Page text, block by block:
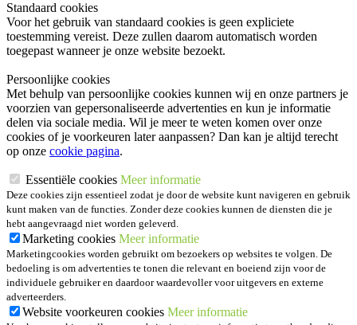
Standaard cookies
Voor het gebruik van standaard cookies is geen expliciete
toestemming vereist. Deze zullen daarom automatisch worden
toegepast wanneer je onze website bezoekt.
Persoonlijke cookies
Met behulp van persoonlijke cookies kunnen wij en onze partners je
voorzien van gepersonaliseerde advertenties en kun je informatie
delen via sociale media. Wil je meer te weten komen over onze
cookies of je voorkeuren later aanpassen? Dan kan je altijd terecht
op onze cookie pagina.
Essentiële cookies Meer informatie
Deze cookies zijn essentieel zodat je door de website kunt navigeren en gebruik
kunt maken van de functies. Zonder deze cookies kunnen de diensten die je
hebt aangevraagd niet worden geleverd.
Marketing cookies Meer informatie
Marketingcookies worden gebruikt om bezoekers op websites te volgen. De
bedoeling is om advertenties te tonen die relevant en boeiend zijn voor de
individuele gebruiker en daardoor waardevoller voor uitgevers en externe
adverteerders.
Website voorkeuren cookies Meer informatie